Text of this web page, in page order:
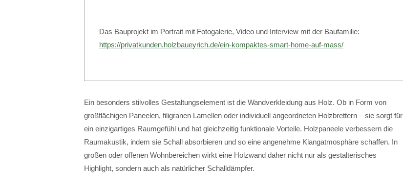
Das Bauprojekt im Portrait mit Fotogalerie, Video und Interview mit der Baufamilie:
https://privatkunden.holzbaueyrich.de/ein-kompaktes-smart-home-auf-mass/
Ein besonders stilvolles Gestaltungselement ist die Wandverkleidung aus Holz. Ob in Form von
großflächigen Paneelen, filigranen Lamellen oder individuell angeordneten Holzbrettern – sie sorgt für
ein einzigartiges Raumgefühl und hat gleichzeitig funktionale Vorteile. Holzpaneele verbessern die
Raumakustik, indem sie Schall absorbieren und so eine angenehme Klangatmosphäre schaffen. In
großen oder offenen Wohnbereichen wirkt eine Holzwand daher nicht nur als gestalterisches
Highlight, sondern auch als natürlicher Schalldämpfer.